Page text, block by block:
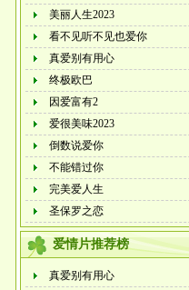
美丽人生2023
看不见听不见也爱你
真爱别有用心
终极欧巴
因爱富有2
爱很美味2023
倒数说爱你
不能错过你
完美爱人生
圣保罗之恋
爱情片推荐榜
真爱别有用心